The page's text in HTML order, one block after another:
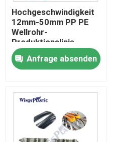
Hochgeschwindigkeit
12mm-50mm PP PE
Wellrohr-
Produktionslinie
Wellrohr-Flexibility-
Rohrmaschine
Anfrage absenden